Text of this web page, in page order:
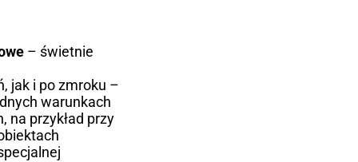
– świetnie
jak i po zmroku –
warunkach
na przykład przy